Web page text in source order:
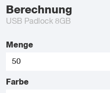
Berechnung
USB Padlock 8GB
Menge
Farbe